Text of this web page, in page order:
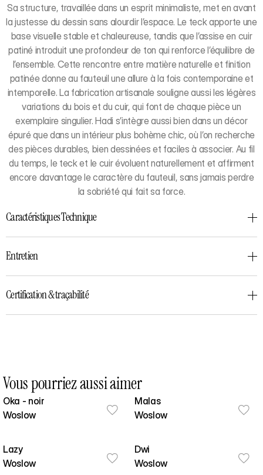
Sa structure, travaillée dans un esprit minimaliste, met en avant
la justesse du dessin sans alourdir l’espace. Le teck apporte une
base visuelle stable et chaleureuse, tandis que l’assise en cuir
patiné introduit une profondeur de ton qui renforce l’équilibre de
l’ensemble. Cette rencontre entre matière naturelle et finition
patinée donne au fauteuil une allure à la fois contemporaine et
intemporelle. La fabrication artisanale souligne aussi les légères
variations du bois et du cuir, qui font de chaque pièce un
exemplaire singulier. Hadi s’intègre aussi bien dans un décor
épuré que dans un intérieur plus bohème chic, où l’on recherche
des pièces durables, bien dessinées et faciles à associer. Au fil
du temps, le teck et le cuir évoluent naturellement et affirment
encore davantage le caractère du fauteuil, sans jamais perdre
la sobriété qui fait sa force.
Caractéristiques Technique
Entretien
Certification & traçabilité
Vous pourriez aussi aimer
Oka - noir
Woslow
Malas
Woslow
Lazy
Woslow
Dwi
Woslow